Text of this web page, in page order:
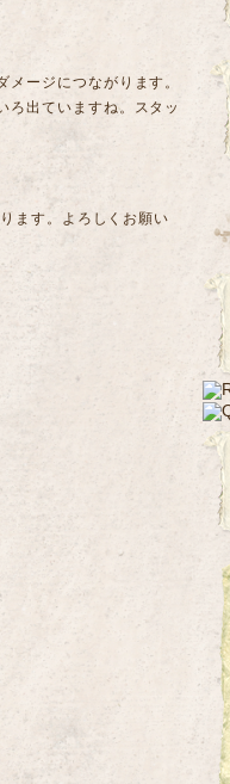
ージにつながります。
ろ出ていますね。スタッ
ます。よろしくお願い